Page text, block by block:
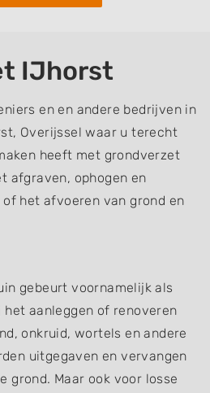
IJhorst
en en andere bedrijven in
Overijssel waar u terecht
heeft met grondverzet
afgraven, ophogen en
het afvoeren van grond en
gebeurt voornamelijk als
aanleggen of renoveren
onkruid, wortels en andere
uitgegaven en vervangen
grond. Maar ook voor losse